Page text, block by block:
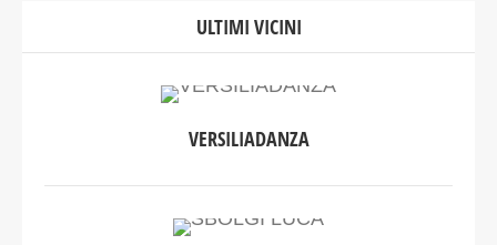
ULTIMI VICINI
VERSILIADANZA